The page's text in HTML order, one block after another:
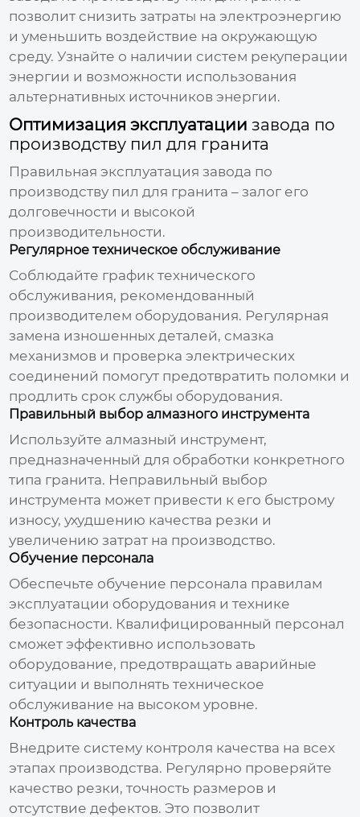
позволит снизить затраты на электроэнергию
и уменьшить воздействие на окружающую
среду. Узнайте о наличии систем рекуперации
энергии и возможности использования
альтернативных источников энергии.
Оптимизация эксплуатациизавода по
производству пил для гранита
Правильная эксплуатациязавода по
производству пил для гранита – залог его
долговечности и высокой
производительности.
Регулярное техническое обслуживание
Соблюдайте график технического
обслуживания, рекомендованный
производителем оборудования. Регулярная
замена изношенных деталей, смазка
механизмов и проверка электрических
соединений помогут предотвратить поломки и
продлить срок службы оборудования.
Правильный выбор алмазного инструмента
Используйте алмазный инструмент,
предназначенный для обработки конкретного
типа гранита. Неправильный выбор
инструмента может привести к его быстрому
износу, ухудшению качества резки и
увеличению затрат на производство.
Обучение персонала
Обеспечьте обучение персонала правилам
эксплуатации оборудования и технике
безопасности. Квалифицированный персонал
сможет эффективно использовать
оборудование, предотвращать аварийные
ситуации и выполнять техническое
обслуживание на высоком уровне.
Контроль качества
Внедрите систему контроля качества на всех
этапах производства. Регулярно проверяйте
качество резки, точность размеров и
отсутствие дефектов. Это позволит